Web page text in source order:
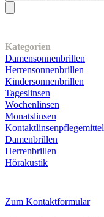
Kategorien
Damensonnenbrillen
Herrensonnenbrillen
Kindersonnenbrillen
Tageslinsen
Wochenlinsen
Monatslinsen
Kontaktlinsenpflegemittel
Damenbrillen
Herrenbrillen
Hörakustik
Zum Kontaktformular